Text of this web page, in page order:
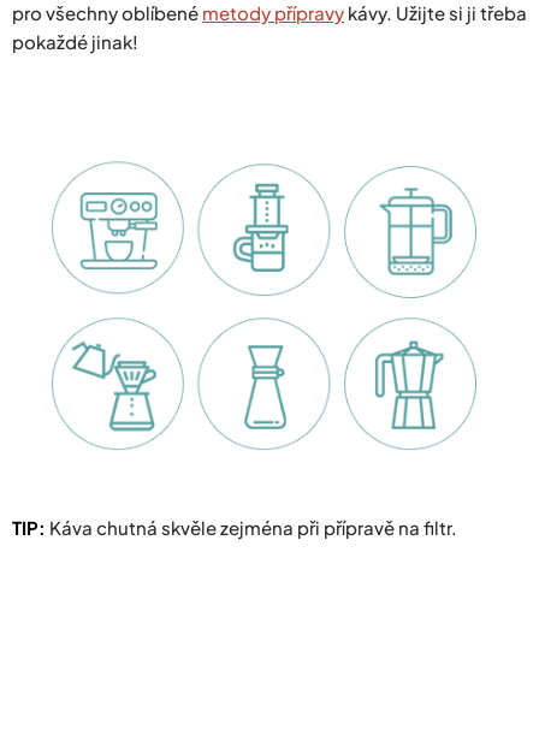
pro všechny oblíbené metody přípravy kávy. Užijte si ji třeba
pokaždé jinak!
TIP: Káva chutná skvěle zejména při přípravě na filtr.